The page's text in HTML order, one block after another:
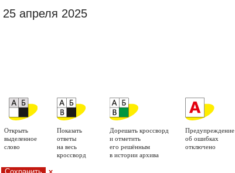
25 апреля 2025
Открыть
выделенное
слово
Показать
ответы
на весь
кроссворд
Дорешать кроссворд
и отметить
его решённым
в истории архива
Предупреждение
об ошибках
отключено